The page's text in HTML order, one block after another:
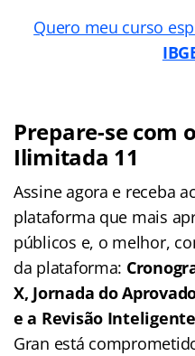
Quero meu curso
Prepare-se com
Ilimitada 11
Assine agora e receba
plataforma que mais
públicos e, o melhor,
da plataforma:
X, Jornada do
e a Revisão Inteligente
Gran está